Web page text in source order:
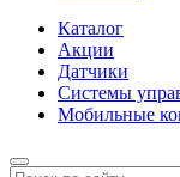
Каталог
Акции
Датчики
Системы
Мобильные